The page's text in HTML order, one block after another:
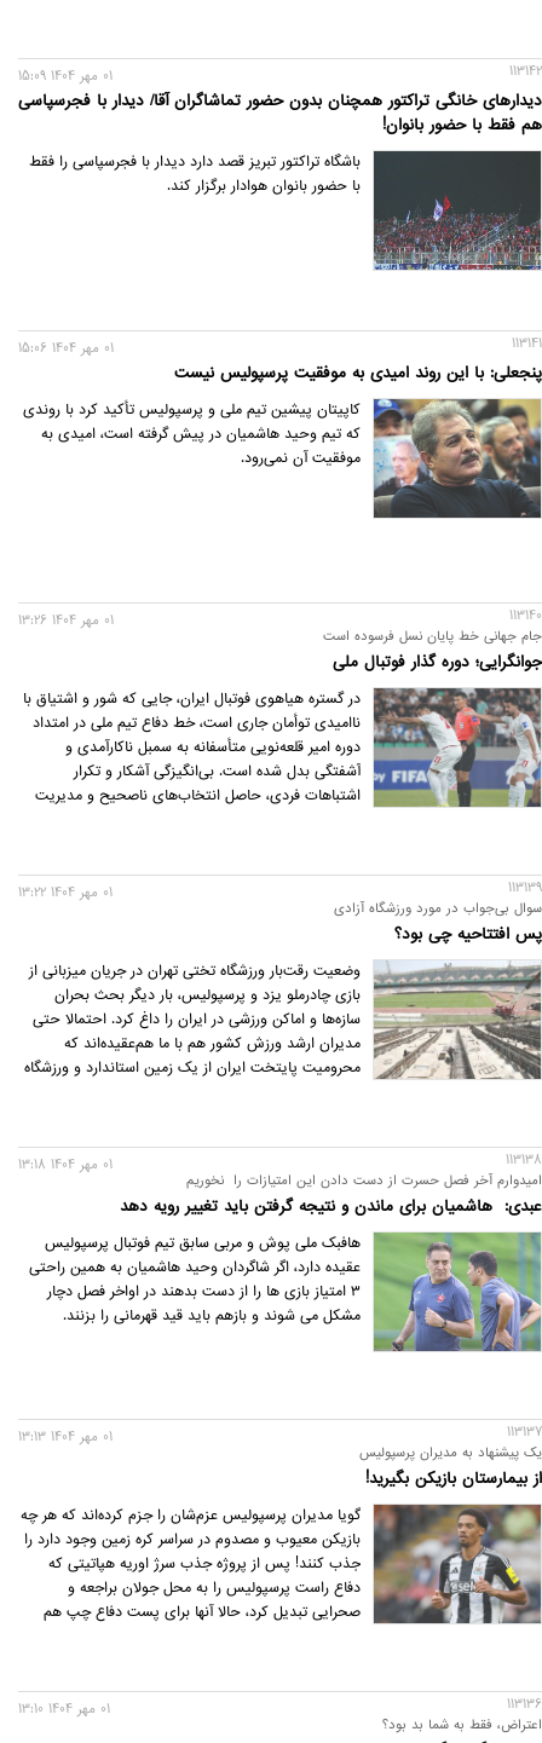
113142
دیدارهای خانگی تراکتور همچنان بدون حضور تماشاگران آقا/ دیدار با فجرسپاسی
هم فقط با حضور بانوان!
01 مهر 1404 15:09
باشگاه تراکتور تبریز قصد دارد دیدار با فجرسپاسی را فقط
با حضور بانوان هوادار برگزار کند.
113141
پنجعلی: با این روند امیدی به موفقیت پرسپولیس نیست
01 مهر 1404 15:06
کاپیتان پیشین تیم ملی و پرسپولیس تأکید کرد با روندی
که تیم وحید هاشمیان در پیش گرفته است، امیدی به
موفقیت آن نمی‌رود.
113140
جام جهانی خط پایان نسل فرسوده است
جوانگرایی؛ دوره گذار فوتبال ملی
01 مهر 1404 13:26
در گستره هیاهوی فوتبال ایران، جایی که شور و اشتیاق با
ناامیدی توأمان جاری است، خط دفاع تیم ملی در امتداد
دوره امیر قلعه‌نویی متأسفانه به سمبل ناکارآمدی و
آشفتگی بدل شده است. بی‌انگیزگی آشکار و تکرار
اشتباهات فردی، حاصل انتخاب‌های ناصحیح و مدیریت
113139
سوال بی‌جواب در مورد ورزشگاه آزادی
پس افتتاحیه چی بود؟
01 مهر 1404 13:22
وضعیت رقت‌بار ورزشگاه تختی تهران در جریان میزبانی از
بازی چادرملو یزد و پرسپولیس، بار دیگر بحث بحران
سازه‌ها و اماکن ورزشی در ایران را داغ کرد. احتمالا حتی
مدیران ارشد ورزش کشور هم با ما هم‌عقیده‌اند که
محرومیت پایتخت ایران از یک زمین استاندارد و ورزشگاه
113138
امیدوارم آخر فصل حسرت از دست دادن این امتیازات را نخوریم
عبدی: هاشمیان برای ماندن و نتیجه گرفتن باید تغییر رویه دهد
01 مهر 1404 13:18
هافبک ملی پوش و مربی سابق تیم فوتبال پرسپولیس
عقیده دارد، اگر شاگردان وحید هاشمیان به همین راحتی
۳ امتیاز بازی ها را از دست بدهند در اواخر فصل دچار
مشکل می شوند و بازهم باید قید قهرمانی را بزنند.
113137
یک پیشنهاد به مدیران پرسپولیس
از بیمارستان بازیکن بگیرید!
01 مهر 1404 13:13
گویا مدیران پرسپولیس عزم‌شان را جزم کرده‌اند که هر چه
بازیکن معیوب و مصدوم در سراسر کره زمین وجود دارد را
جذب کنند! پس از پروژه جذب سرژ اوریه هپاتیتی که
دفاع راست پرسپولیس را به محل جولان براجعه و
صحرایی تبدیل کرد، حالا آنها برای پست دفاع چپ هم
113136
اعتراض، فقط به شما بد بود؟
01 مهر 1404 13:10